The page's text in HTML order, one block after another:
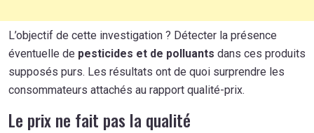
L’objectif de cette investigation ? Détecter la présence
éventuelle de pesticides et de polluants dans ces produits
supposés purs. Les résultats ont de quoi surprendre les
consommateurs attachés au rapport qualité-prix.
Le prix ne fait pas la qualité